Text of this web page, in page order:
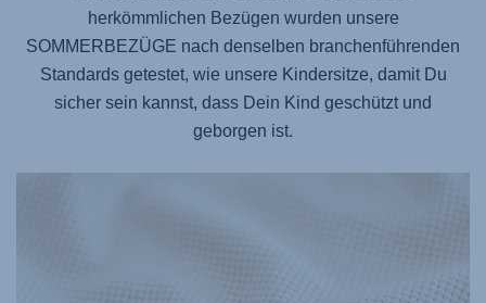
herkömmlichen Bezügen wurden unsere
SOMMERBEZÜGE nach denselben branchenführenden
Standards getestet, wie unsere Kindersitze, damit Du
sicher sein kannst, dass Dein Kind geschützt und
geborgen ist.